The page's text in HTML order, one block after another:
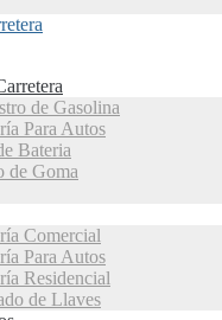
de Gasolina
Para Autos
Bateria
de Goma
Comercial
Para Autos
Residencial
de Llaves